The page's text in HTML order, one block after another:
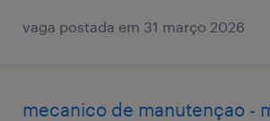
vaga postada em 31 março 2026
mecanico de manutençao -